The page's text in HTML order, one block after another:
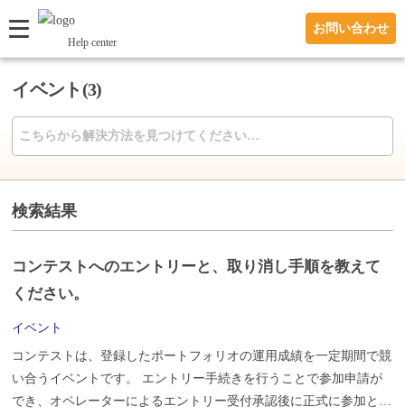
Help center
お問い合わせ
イベント(3)
検索結果
コンテストへのエントリーと、取り消し手順を教えて
ください。
イベント
コンテストは、登録したポートフォリオの運用成績を一定期間で競
い合うイベントです。 エントリー手続きを行うことで参加申請が
でき、オペレーターによるエントリー受付承認後に正式に参加とな